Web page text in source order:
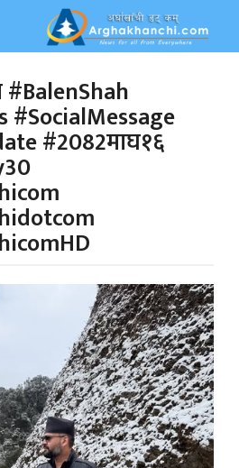
#2082माघ१६